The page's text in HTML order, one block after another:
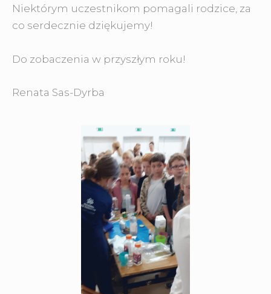
Niektórym uczestnikom pomagali rodzice, za
co serdecznie dziękujemy!
Do zobaczenia w przyszłym roku!
Renata Sas-Dyrba